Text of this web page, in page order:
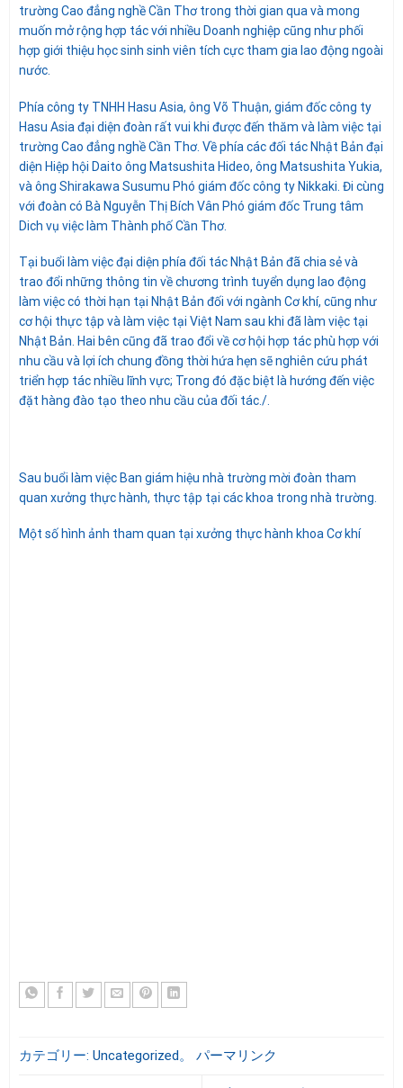
trường Cao đẳng nghề Cần Thơ trong thời gian qua và mong
muốn mở rộng hợp tác với nhiều Doanh nghiệp cũng như phối
hợp giới thiệu học sinh sinh viên tích cực tham gia lao động ngoài
nước.
Phía công ty TNHH Hasu Asia, ông Võ Thuận, giám đốc công ty
Hasu Asia đại diện đoàn rất vui khi được đến thăm và làm việc tại
trường Cao đẳng nghề Cần Thơ. Về phía các đối tác Nhật Bản đại
diện Hiệp hội Daito ông Matsushita Hideo, ông Matsushita Yukia,
và ông Shirakawa Susumu Phó giám đốc công ty Nikkaki. Đi cùng
với đoàn có Bà Nguyễn Thị Bích Vân Phó giám đốc Trung tâm
Dich vụ việc làm Thành phố Cần Thơ.
Tại buổi làm việc đại diện phía đối tác Nhật Bản đã chia sẻ và
trao đổi những thông tin về chương trình tuyển dụng lao động
làm việc có thời hạn tại Nhật Bản đối với ngành Cơ khí, cũng như
cơ hội thực tập và làm việc tại Việt Nam sau khi đã làm việc tại
Nhật Bản. Hai bên cũng đã trao đổi về cơ hội hợp tác phù hợp với
nhu cầu và lợi ích chung đồng thời hứa hẹn sẽ nghiên cứu phát
triển hợp tác nhiều lĩnh vực; Trong đó đặc biệt là hướng đến việc
đặt hàng đào tạo theo nhu cầu của đối tác./.
Sau buổi làm việc Ban giám hiệu nhà trường mời đoàn tham
quan xưởng thực hành, thực tập tại các khoa trong nhà trường.
Một số hình ảnh tham quan tại xưởng thực hành khoa Cơ khí
カテゴリー: Uncategorized。 パーマリンク